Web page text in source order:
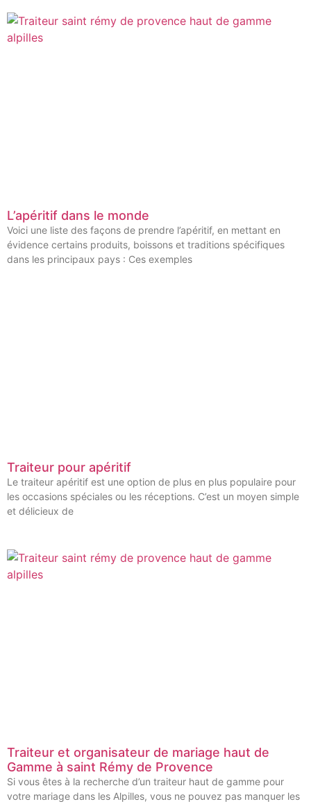
L’apéritif dans le monde
Voici une liste des façons de prendre l’apéritif, en mettant en
évidence certains produits, boissons et traditions spécifiques
dans les principaux pays : Ces exemples
Traiteur pour apéritif
Le traiteur apéritif est une option de plus en plus populaire pour
les occasions spéciales ou les réceptions. C’est un moyen simple
et délicieux de
Traiteur et organisateur de mariage haut de
Gamme à saint Rémy de Provence
Si vous êtes à la recherche d’un traiteur haut de gamme pour
votre mariage dans les Alpilles, vous ne pouvez pas manquer les